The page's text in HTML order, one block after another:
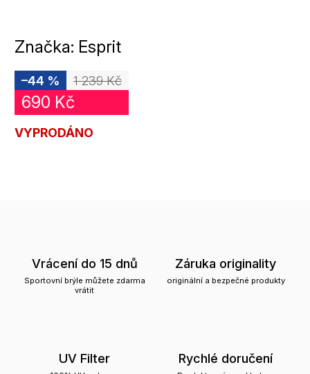
Značka: Esprit
1 239 Kč
–44 %
690 Kč
VYPRODÁNO
Vrácení do 15 dnů
Sportovní brýle můžete zdarma
vrátit
Záruka originality
originální a bezpečné produkty
UV Filter Rychlé doručení